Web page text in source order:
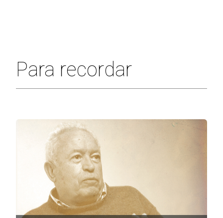
Para recordar